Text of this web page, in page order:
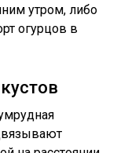
утром, либо
огурцов в